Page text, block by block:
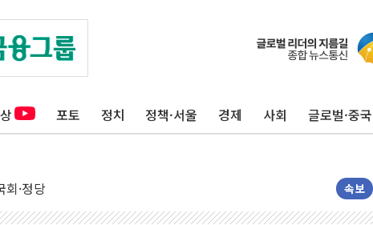
포토 정치 정책·서울 경제 사회 글로벌·중국
회·정당 속보